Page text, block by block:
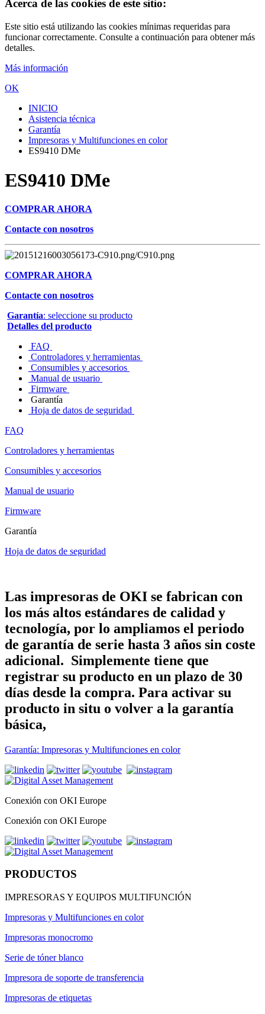
Acerca de las cookies de este sitio:
Este sitio está utilizando las cookies mínimas requeridas para
funcionar correctamente. Consulte a continuación para obtener más
detalles.
Más información
OK
INICIO
Asistencia técnica
Garantía
Impresoras y Multifunciones en color
ES9410 DMe
ES9410 DMe
COMPRAR AHORA
Contacte con nosotros
COMPRAR AHORA
Contacte con nosotros
Garantía: seleccione su producto
Detalles del producto
FAQ
Controladores y herramientas
Consumibles y accesorios
Manual de usuario
Firmware
Garantía
Hoja de datos de seguridad
FAQ
Controladores y herramientas
Consumibles y accesorios
Manual de usuario
Firmware
Garantía
Hoja de datos de seguridad
Las impresoras de OKI se fabrican con
los más altos estándares de calidad y
tecnología, por lo ampliamos el periodo
de garantía de serie hasta 3 años sin coste
adicional. Simplemente tiene que
registrar su producto en un plazo de 30
días desde la compra. Para activar su
producto in situ o volver a la garantía
básica,
Garantía: Impresoras y Multifunciones en color
Conexión con OKI Europe
Conexión con OKI Europe
PRODUCTOS
IMPRESORAS Y EQUIPOS MULTIFUNCIÓN
Impresoras y Multifunciones en color
Impresoras monocromo
Serie de tóner blanco
Impresora de soporte de transferencia
Impresoras de etiquetas